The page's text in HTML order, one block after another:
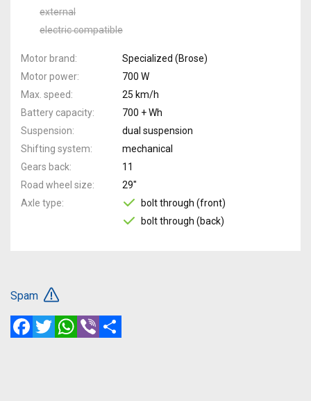
external
electric compatible
Motor brand
Specialized (Brose)
Motor power
700 W
Max. speed
25 km/h
Battery capacity
700 + Wh
Suspension
dual suspension
Shifting system
mechanical
Gears back
11
Road wheel size
29"
Axle type
bolt through (front)
bolt through (back)
Spam
FacebookTwitterWhatsApp
Viber